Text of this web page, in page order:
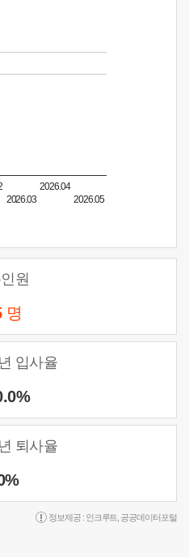
2026.03
2026.04
2026.05
원
명
입사율
퇴사율
정보제공 : 인크루트 공공데이터포털